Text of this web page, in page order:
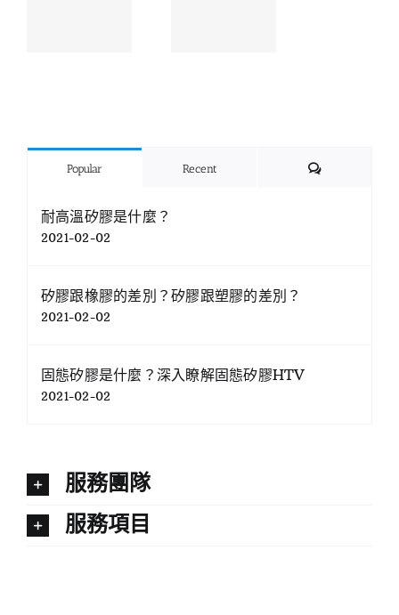
Popular Recent Comments
耐高溫矽膠是什麼？
2021-02-02
矽膠跟橡膠的差別？矽膠跟塑膠的差別？
2021-02-02
固態矽膠是什麼？深入瞭解固態矽膠HTV
2021-02-02
服務團隊
服務項目